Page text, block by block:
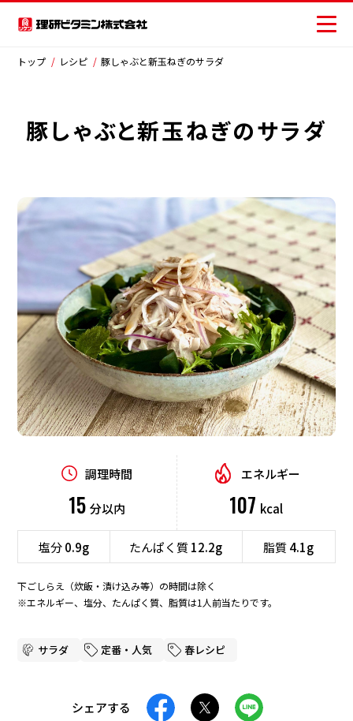
業務用商品
企業情報
ニュース
お問い合わせ
商品情報
おいしさの提案
お客様相談センター
安全・安心への取り組み
トップ レシピ 豚しゃぶと新玉ねぎのサラダ
豚しゃぶと新玉ねぎのサラダ
調理時間
15 分以内
エネルギー
107 kcal
塩分0.9g たんぱく質12.2g 脂質4.1g
下ごしらえ（炊飯・漬け込み等）の時間は除く
※エネルギー、塩分、たんぱく質、脂質は1人前当たりです。
サラダ 定番・人気 春レシピ
シェアする
×
商品から探す
ジャンルから探す
サラダ 主菜
副菜・その他
ごはん類・丼物
ピザ・パン類
パスタ・麺類
スープ・汁物
デザート
肉 魚介 野菜
卵
豆腐
パン
海藻
テーマから探す
時短
定番・人気
おつまみ
減塩